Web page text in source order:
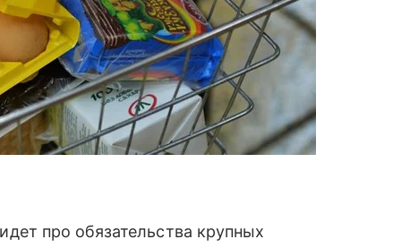
про обязательства крупных